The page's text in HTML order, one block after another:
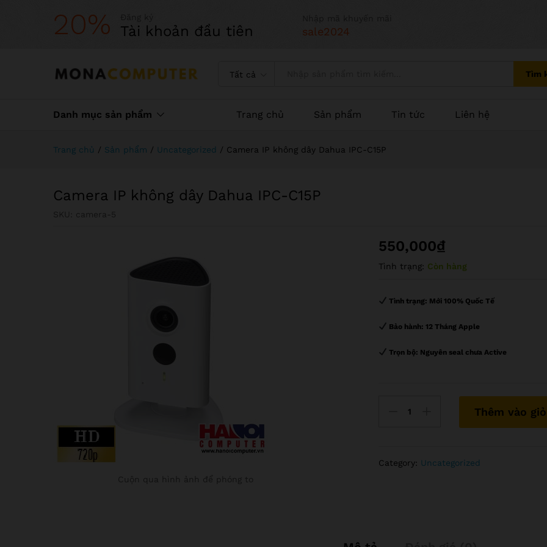
20% Tài khoản đầu tiên sale2024
Tất cả Tìm
Danh mục sản phẩm Trang chủ Sản phẩm Tin tức Liên hệ
Trang chủ / Sản phẩm / Uncategorized / Camera IP không dây Dahua IPC-C15P
Camera IP không dây Dahua IPC-C15P
550,000₫
Tình trạng: Còn hàng
Tình trạng: Mới 100% Quốc Tế
Bảo hành: 12 Tháng Apple
Trọn bộ: Nguyên seal chưa Active
dây
Thêm vào
Category: Uncategorized